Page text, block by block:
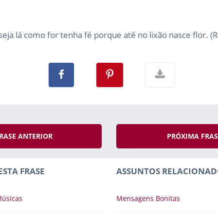
lá como for tenha fé porque até no lixão nasce flor.
ANTERIOR PRÓXIMA
FRASE ASSUNTOS
Mensagens Bonitas